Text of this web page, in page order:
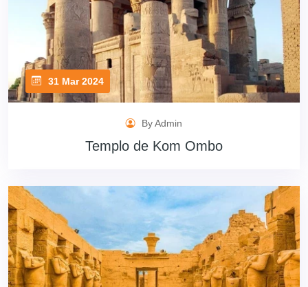
31 Mar 2024
By Admin
Templo de Kom Ombo